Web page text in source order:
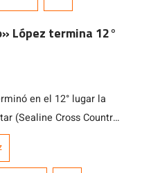
López termina 12°
en el 12° lugar la
(Sealine Cross Country
el 12° mejor